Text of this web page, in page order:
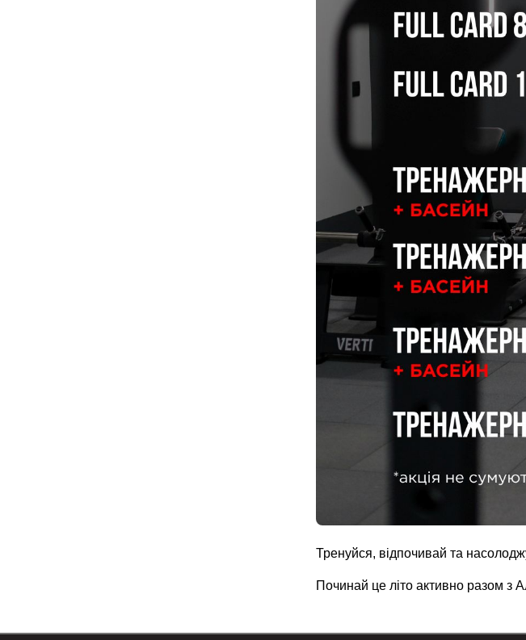
Тренуйся, відпочивай та
Починай це літо активно разом з